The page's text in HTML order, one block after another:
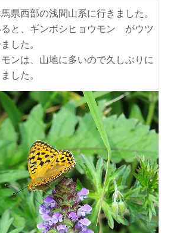
県西部の浅間山系に行きました。
と、ギンボシヒョウモン がウツ
した。
ンは、山地に多いので久しぶりに
した。